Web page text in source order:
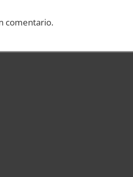
comentario.